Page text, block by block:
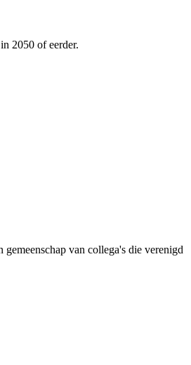
2050 of eerder.
van collega's die verenigd